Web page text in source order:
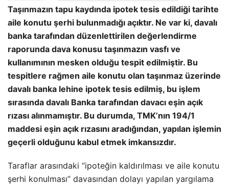
Taşınmazın tapu kaydında ipotek tesis edildiği tarihte
aile konutu şerhi bulunmadığı açıktır. Ne var ki, davalı
banka tarafından düzenlettirilen değerlendirme
raporunda dava konusu taşınmazın vasfı ve
kullanımının mesken olduğu tespit edilmiştir. Bu
tespitlere rağmen aile konutu olan taşınmaz üzerinde
davalı banka lehine ipotek tesis edilmiş, bu işlem
sırasında davalı Banka tarafından davacı eşin açık
rızası alınmamıştır. Bu durumda, TMK’nın 194/1
maddesi eşin açık rızasını aradığından, yapılan işlemin
geçerli olduğunu kabul etmek imkansızdır.
Taraflar arasındaki “ipoteğin kaldırılması ve aile konutu
şerhi konulması” davasından dolayı yapılan yargılama